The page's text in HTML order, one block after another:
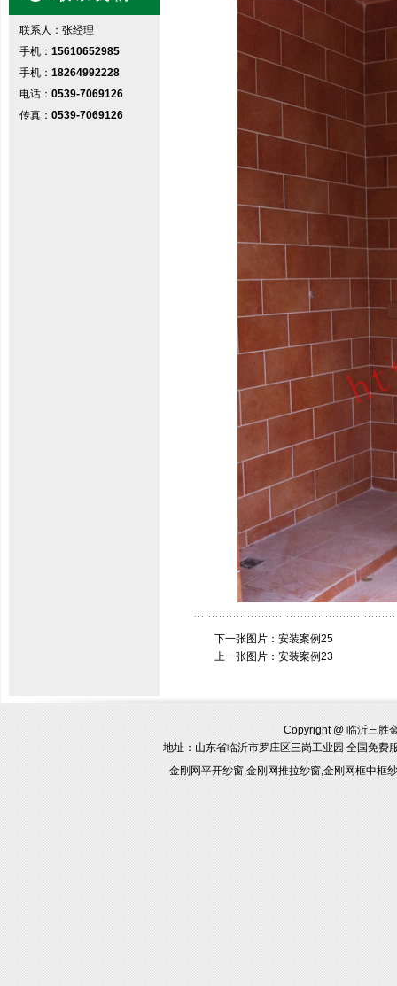
联系人：张经理
手机：15610652985
手机：18264992228
电话：0539-7069126
传真：0539-7069126
下一张图片： 安装案例25
上一张图片： 安装案例23
Copyright @ 临沂三胜
地址：山东省临沂市罗庄区三岗工业园 全国免费
金刚网平开纱窗,金刚网推拉纱窗,金刚网框中框